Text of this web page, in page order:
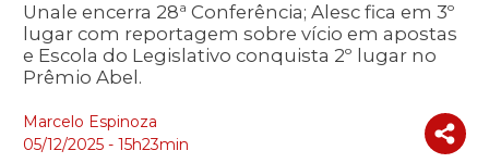
Unale encerra 28ª Conferência; Alesc fica em 3º
lugar com reportagem sobre vício em apostas
e Escola do Legislativo conquista 2º lugar no
Prêmio Abel.
Marcelo Espinoza
05/12/2025 - 15h23min